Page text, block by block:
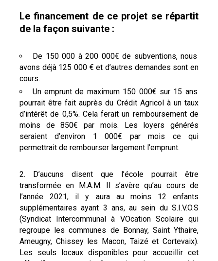
Le financement de ce projet se répartit
de la façon suivante :
De 150 000 à 200 000€ de subventions, nous
avons déjà 125 000 € et d’autres demandes sont en
cours.
Un emprunt de maximum 150 000€ sur 15 ans
pourrait être fait auprès du Crédit Agricol à un taux
d’intérêt de 0,5%. Cela ferait un remboursement de
moins de 850€ par mois. Les loyers générés
seraient d’environ 1 000€ par mois ce qui
permettrait de rembourser largement l’emprunt.
D’aucuns disent que l’école pourrait être
transformée en M.A.M. Il s’avère qu’au cours de
l’année 2021, il y aura au moins 12 enfants
supplémentaires ayant 3 ans, au sein du S.I.V.O.S
(Syndicat Intercommunal à VOcation Scolaire qui
regroupe les communes de Bonnay, Saint Ythaire,
Ameugny, Chissey les Macon, Taizé et Cortevaix).
Les seuls locaux disponibles pour accueillir cet